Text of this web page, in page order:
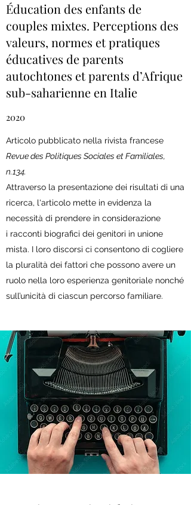
Éducation des enfants de
couples mixtes. Perceptions des
valeurs, normes et pratiques
éducatives de parents
autochtones et parents d’Afrique
sub-saharienne en Italie
2020
Articolo pubblicato nella rivista francese
Revue des Politiques Sociales et Familiales,
n.134.
Attraverso la presentazione dei risultati di una
ricerca, l'articolo mette in evidenza la
necessità di prendere in considerazione
i racconti biografici dei genitori in unione
mista. I loro discorsi ci consentono di cogliere
la pluralità dei fattori che possono avere un
ruolo nella loro esperienza genitoriale nonché
sull’unicità di ciascun percorso familiare.